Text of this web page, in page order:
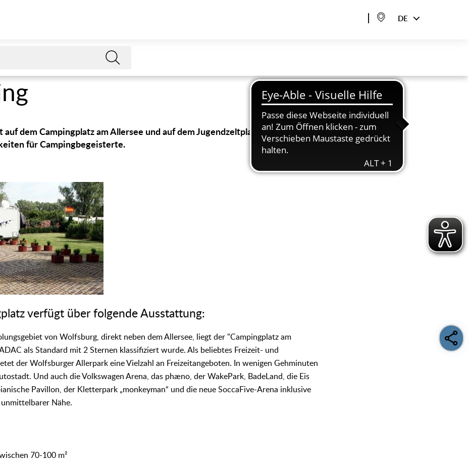
DE
dem Campingplatz am Allersee und auf dem Jugendzeltplatz in Almke jede
für Campingbegeisterte.
verfügt über folgende Ausstattung:
von Wolfsburg, direkt neben dem Allersee, liegt der "Campingplatz am
als Standard mit 2 Sternen klassifiziert wurde. Als beliebtes Freizeit- und
der Wolfsburger Allerpark eine Vielzahl an Freizeitangeboten. In wenigen Gehminuten
Und auch die Volkswagen Arena, das phæno, der WakePark, BadeLand, die Eis
Pavillon, der Kletterpark „monkeyman“ und die neue SoccaFive-Arena inklusive
Nähe.
70-100 m²